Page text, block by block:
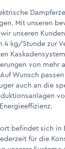
Mit unseren
unseren
4 kg/Stunde zur
von mehr
Wunsch
auch an die
befindet sich in
für die